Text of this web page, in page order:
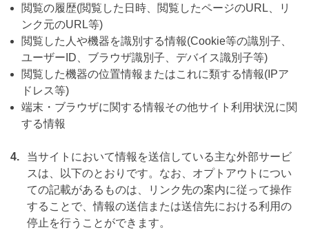
閲覧の履歴(閲覧した日時、閲覧したページのURL、リ
ンク元のURL等)
閲覧した人や機器を識別する情報(Cookie等の識別子、
ユーザーID、ブラウザ識別子、デバイス識別子等)
閲覧した機器の位置情報またはこれに類する情報(IPア
ドレス等)
端末・ブラウザに関する情報その他サイト利用状況に関
する情報
4.
当サイトにおいて情報を送信している主な外部サービ
スは、以下のとおりです。なお、オプトアウトについ
ての記載があるものは、リンク先の案内に従って操作
することで、情報の送信または送信先における利用の
停止を行うことができます。